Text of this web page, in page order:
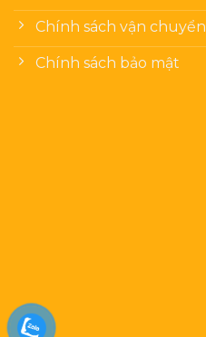
Chính sách vận chuyển
Chính sách bảo mật